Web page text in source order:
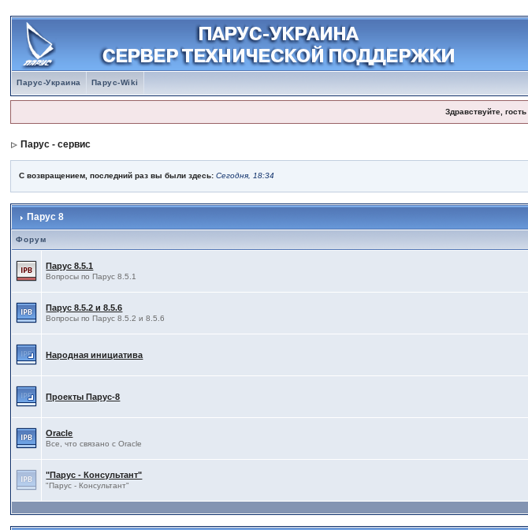
Парус-Украина Парус-Wiki
Здравствуйте, гость
Парус - сервис
С возвращением, последний раз вы были здесь:Сегодня, 18:34
Парус 8
Форум
Парус 8.5.1
Вопросы по Парус 8.5.1
Парус 8.5.2 и 8.5.6
Вопросы по Парус 8.5.2 и 8.5.6
Народная инициатива
Проекты Паруc-8
Oracle
Все, что связано с Oracle
"Парус - Консультант"
"Парус - Консультант"